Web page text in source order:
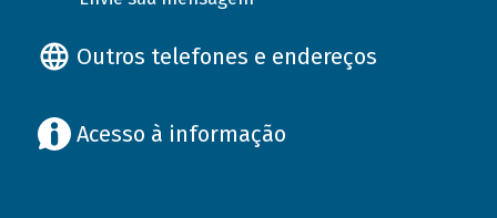
Outros telefones e endereços
Acesso à informação